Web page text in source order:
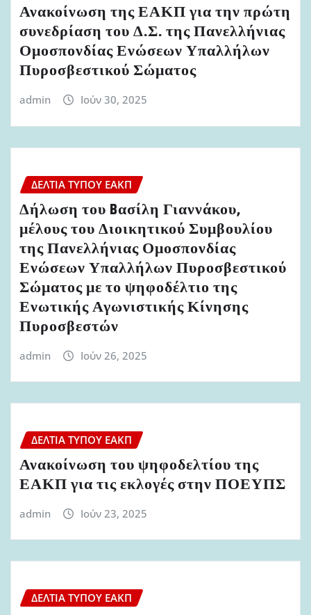
Ανακοίνωση της ΕΑΚΠ για την πρώτη
συνεδρίαση του Δ.Σ. της Πανελλήνιας
Ομοσπονδίας Ενώσεων Υπαλλήλων
Πυροσβεστικού Σώματος
admin Ιούν 30, 2025
ΔΕΛΤΊΑ ΤΎΠΟΥ ΕΑΚΠ
Δήλωση του Bασίλη Γιαννάκου,
μέλους του Διοικητικού Συμβουλίου
της Πανελλήνιας Ομοσπονδίας
Ενώσεων Υπαλλήλων Πυροσβεστικού
Σώματος με το ψηφοδέλτιο της
Ενωτικής Αγωνιστικής Κίνησης
Πυροσβεστών
admin Ιούν 26, 2025
ΔΕΛΤΊΑ ΤΎΠΟΥ ΕΑΚΠ
Ανακοίνωση του ψηφοδελτίου της
ΕΑΚΠ για τις εκλογές στην ΠΟΕΥΠΣ
admin Ιούν 23, 2025
ΔΕΛΤΊΑ ΤΎΠΟΥ ΕΑΚΠ